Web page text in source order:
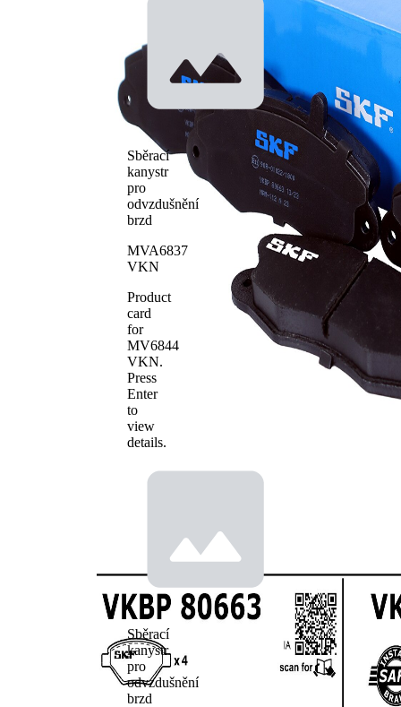
výstražný
kontakt
uzavírací
výstražný
ukazatel
Brzdové
obložení
bez
zkosené
Brzdový
systém
Bendix
WVA číslo
21470
Počet
Sběrací
kanystr
pro
odvzdušnění
brzd
MVA6837
VKN
Product
card
for
MV6844
VKN.
Press
Enter
to
view
details.
Sběrací
kanystr
pro
odvzdušnění
brzd